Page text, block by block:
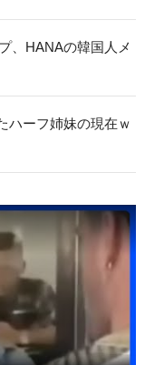
、HANAの韓国人メ
ハーフ姉妹の現在ｗ